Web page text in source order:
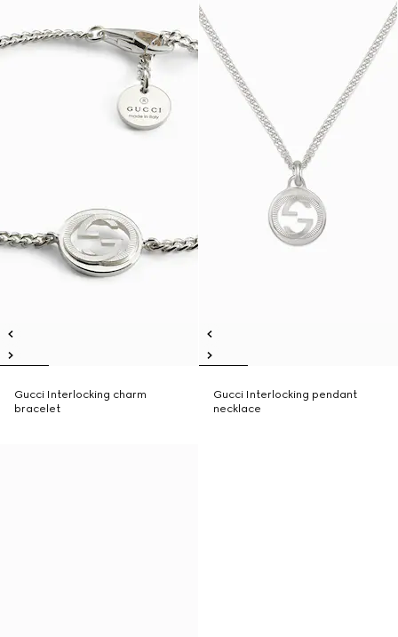
Gucci Interlocking charm
bracelet
Gucci Interlocking pendant
necklace